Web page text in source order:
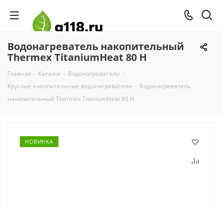
Водонагреватель накопительный
Thermex TitaniumHeat 80 H
Главная - Каталог - Водонагреватели -
Круглые накопительные водонагреватели - Водонагреватель
накопительный Thermex TitaniumHeat 80 H
НОВИНКА